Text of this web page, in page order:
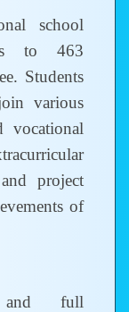
school
to 463
Students
various
vocational
project
of
and full